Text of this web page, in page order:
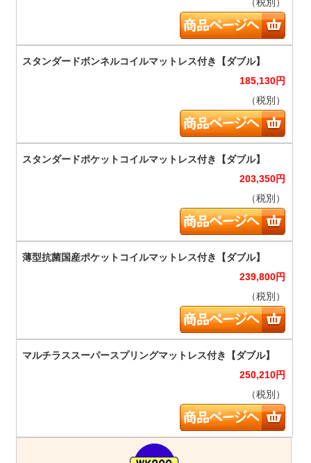
185,130円
（税別）
203,350円
（税別）
239,800円
（税別）
250,210円
（税別）